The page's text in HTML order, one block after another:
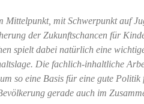
Mittelpunkt, mit Schwerpunkt auf
der Zukunftschancen für
spielt dabei natürlich eine
Die fachlich-inhaltliche
so eine Basis für eine gute
gerade auch im